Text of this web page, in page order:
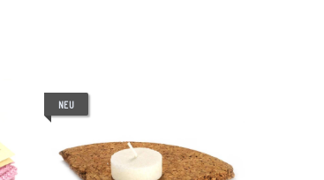
NEU